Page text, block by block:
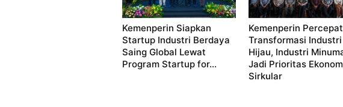
Kemenperin Siapkan
Startup Industri Berdaya
Saing Global Lewat
Program Startup for...
Kemenperin Percepat
Transformasi Industri
Hijau, Industri
Jadi Prioritas
Sirkular